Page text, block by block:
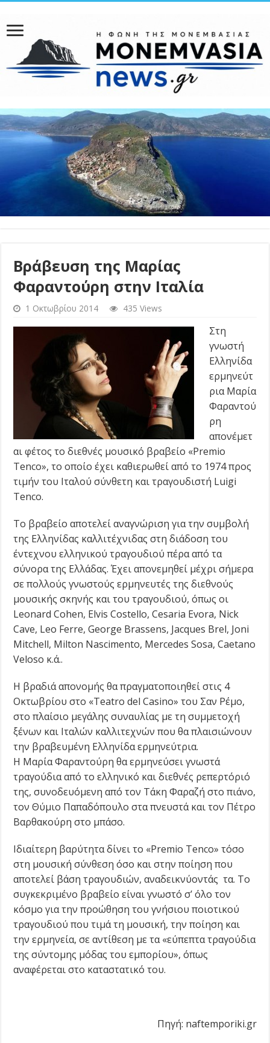
Βράβευση της Μαρίας
Φαραντούρη στην Ιταλία
1 Οκτωβρίου 2014 435 Views
Στη
γνωστή
Ελληνίδα
ερμηνεύτ
ρια Μαρία
Φαραντού
ρη
απονέμετ
αι φέτος το διεθνές μουσικό βραβείο «Premio
Tenco», το οποίο έχει καθιερωθεί από το 1974 προς
τιμήν του Ιταλού σύνθετη και τραγουδιστή Luigi
Tenco.
Το βραβείο αποτελεί αναγνώριση για την συμβολή
της Ελληνίδας καλλιτέχνιδας στη διάδοση του
έντεχνου ελληνικού τραγουδιού πέρα από τα
σύνορα της Ελλάδας. Έχει απονεμηθεί μέχρι σήμερα
σε πολλούς γνωστούς ερμηνευτές της διεθνούς
μουσικής σκηνής και του τραγουδιού, όπως οι
Leonard Cohen, Elvis Costello, Cesaria Evora, Nick
Cave, Leo Ferre, George Brassens, Jacques Brel, Joni
Mitchell, Milton Nascimento, Mercedes Sosa, Caetano
Veloso κ.ά..
Η βραδιά απονομής θα πραγματοποιηθεί στις 4
Οκτωβρίου στο «Teatro del Casino» του Σαν Ρέμο,
στο πλαίσιο μεγάλης συναυλίας με τη συμμετοχή
ξένων και Ιταλών καλλιτεχνών που θα πλαισιώνουν
την βραβευμένη Ελληνίδα ερμηνεύτρια.
Η Μαρία Φαραντούρη θα ερμηνεύσει γνωστά
τραγούδια από το ελληνικό και διεθνές ρεπερτόριό
της, συνοδευόμενη από τον Τάκη Φαραζή στο πιάνο,
τον Θύμιο Παπαδόπουλο στα πνευστά και τον Πέτρο
Βαρθακούρη στο μπάσο.
Ιδιαίτερη βαρύτητα δίνει το «Premio Tenco» τόσο
στη μουσική σύνθεση όσο και στην ποίηση που
αποτελεί βάση τραγουδιών, αναδεικνύοντάς τα. Το
συγκεκριμένο βραβείο είναι γνωστό σ’ όλο τον
κόσμο για την προώθηση του γνήσιου ποιοτικού
τραγουδιού που τιμά τη μουσική, την ποίηση και
την ερμηνεία, σε αντίθεση με τα «εύπεπτα τραγούδια
της σύντομης μόδας του εμπορίου», όπως
αναφέρεται στο καταστατικό του.
Πηγή: naftemporiki.gr